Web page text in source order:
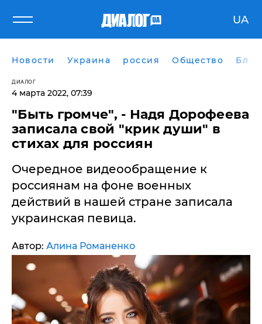
UA
Новости Украина россия Общество
ДИАЛОГ
4 марта 2022, 07:39
"Быть громче", - Надя Дорофеева
записала свой "крик души" в
стихах для россиян
Очередное видеообращение к
россиянам на фоне военных
действий в нашей стране записала
украинская певица.
Автор: Алина Романенко